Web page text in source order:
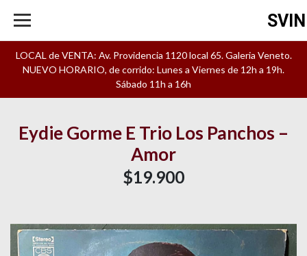
LOCAL de VENTA: Av. Providencia 1120 local 65. Galeria Veneto.
NUEVO HORARIO, de corrido: Lunes a Viernes de 12h a 19h.
Sábado 11h a 16h
Eydie Gorme E Trio Los Panchos –
Amor
$19.900